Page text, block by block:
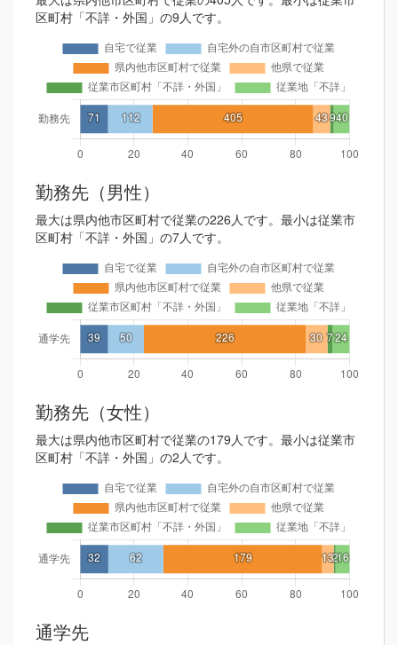
区町村「不詳・外国」の9人です。
勤務先（男性）
最大は県内他市区町村で従業の226人です。最小は従業市
区町村「不詳・外国」の7人です。
勤務先（女性）
最大は県内他市区町村で従業の179人です。最小は従業市
区町村「不詳・外国」の2人です。
通学先